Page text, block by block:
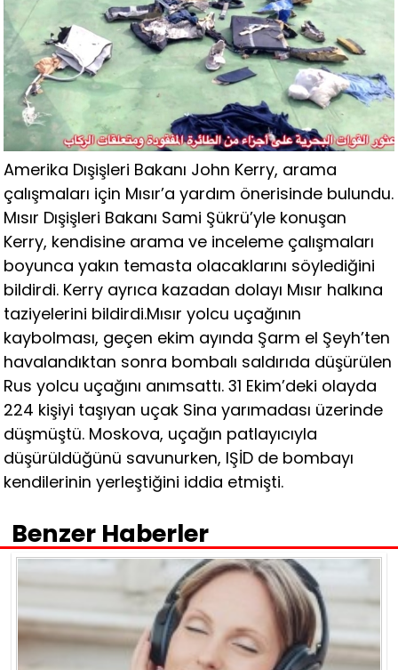
Amerika Dışişleri Bakanı John Kerry, arama
çalışmaları için Mısır’a yardım önerisinde bulundu.
Mısır Dışişleri Bakanı Sami Şükrü’yle konuşan
Kerry, kendisine arama ve inceleme çalışmaları
boyunca yakın temasta olacaklarını söylediğini
bildirdi. Kerry ayrıca kazadan dolayı Mısır halkına
taziyelerini bildirdi.Mısır yolcu uçağının
kaybolması, geçen ekim ayında Şarm el Şeyh’ten
havalandıktan sonra bombalı saldırıda düşürülen
Rus yolcu uçağını anımsattı. 31 Ekim’deki olayda
224 kişiyi taşıyan uçak Sina yarımadası üzerinde
düşmüştü. Moskova, uçağın patlayıcıyla
düşürüldüğünü savunurken, IŞİD de bombayı
kendilerinin yerleştiğini iddia etmişti.
Benzer Haberler